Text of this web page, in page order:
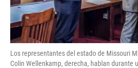
Los representantes del estado de Missouri
Colin Wellenkamp, derecha, hablan durante